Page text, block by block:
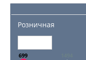
Розничная
699